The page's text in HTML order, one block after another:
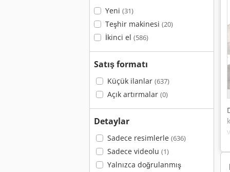
Yeni (31)
Teşhir makinesi (20)
İkinci el (586)
Satış formatı
Küçük ilanlar (637)
Açık artırmalar (0)
Detaylar
Sadece resimlerle (636)
Sadece videolu (1)
Yalnızca doğrulanmış